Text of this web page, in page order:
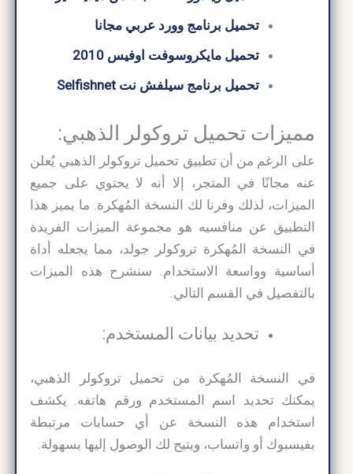
تحميل برنامج وورد عربي مجانا
تحميل مايكروسوفت اوفيس 2010
تحميل برنامج سيلفش نت Selfishnet
مميزات تحميل تروكولر الذهبي:
على الرغم من أن تطبيق تحميل تروكولر الذهبي يُعلن
عنه مجانًا في المتجر، إلا أنه لا يحتوي على جميع
الميزات، لذلك وفرنا لك النسخة المُهكرة. ما يميز هذا
التطبيق عن منافسيه هو مجموعة الميزات الفريدة
في النسخة المُهكرة تروكولر جولد، مما يجعله أداة
أساسية وواسعة الاستخدام. سنشرح هذه الميزات
بالتفصيل في القسم التالي.
تحديد بيانات المستخدم:
في النسخة المُهكرة من تحميل تروكولر الذهبي،
يمكنك تحديد اسم المستخدم ورقم هاتفه. يكشف
استخدام هذه النسخة عن أي حسابات مرتبطة
بفيسبوك أو واتساب، ويتيح لك الوصول إليها بسهولة.